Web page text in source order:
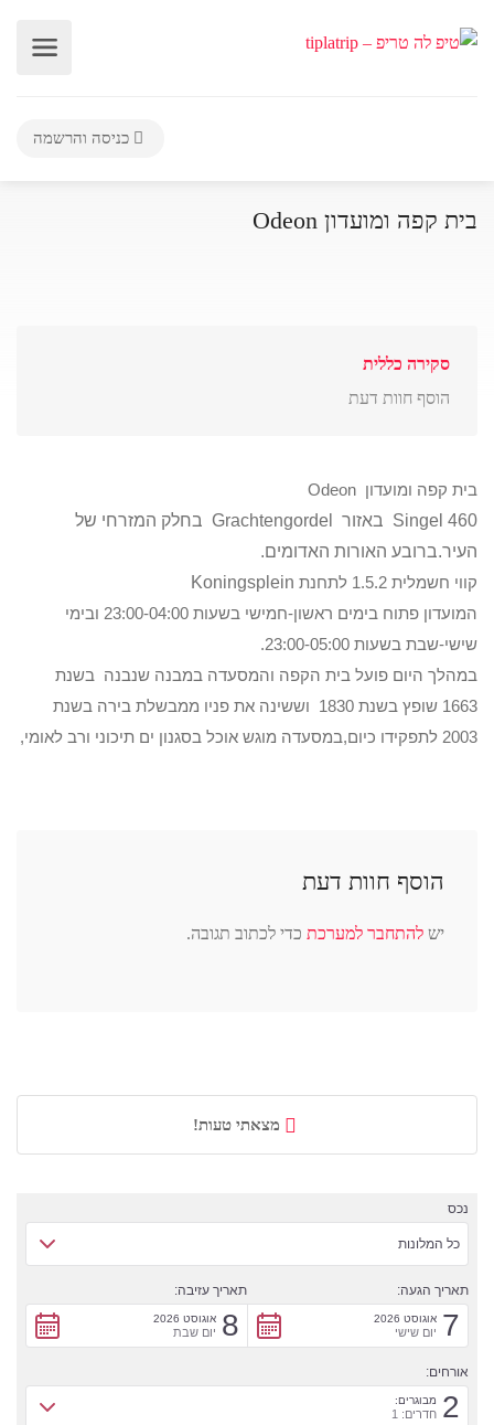
כניסה והרשמה
בית קפה ומועדון Odeon
סקירה כללית
הוסף חוות דעת
בית קפה ומועדון Odeon
Singel 460 באזור Grachtengordel בחלק המזרחי של
העיר.ברובע האורות האדומים.
קווי חשמלית 1.5.2 לתחנת
Koningsplein
המועדון פתוח בימים ראשון-חמישי בשעות 23:00-04:00 ובימי
שישי-שבת בשעות 23:00-05:00.
במהלך היום פועל בית הקפה והמסעדה במבנה שנבנה בשנת
1663 שופץ בשנת 1830 וששינה את פניו ממבשלת בירה בשנת
2003 לתפקידו כיום,במסעדה מוגש אוכל בסגנון ים תיכוני ורב לאומי,
הוסף חוות דעת
יש להתחבר למערכת כדי לכתוב תגובה.
מצאתי טעות!
נכס
כל המלונות
תאריך הגעה:
7 אוגוסט 2026
יום שישי
תאריך עזיבה:
8 אוגוסט 2026
יום שבת
אורחים:
2 מבוגרים:
חדרים: 1